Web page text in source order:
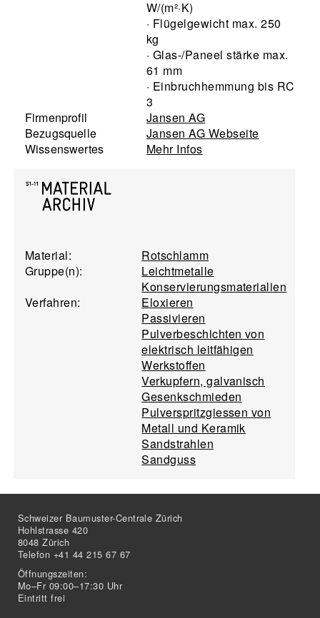
W/(m²·K)
· Flügelgewicht max. 250
kg
· Glas-/Paneel stärke max.
61 mm
· Einbruchhemmung bis RC
3
Firmenprofil
Jansen AG
Bezugsquelle
Jansen AG Webseite
Wissenswertes
Mehr Infos
Material:
Rotschlamm
Gruppe(n):
Leichtmetalle
Konservierungsmaterialien
Verfahren:
Eloxieren
Passivieren
Pulverbeschichten von
elektrisch leitfähigen
Werkstoffen
Verkupfern, galvanisch
Gesenkschmieden
Pulverspritzgiessen von
Metall und Keramik
Sandstrahlen
Sandguss
Schweizer Baumuster-Centrale Zürich
Hohlstrasse 420
8048 Zürich
Telefon +41 44 215 67 67
Öffnungszeiten:
Mo–Fr 09:00–17:30 Uhr
Eintritt frei